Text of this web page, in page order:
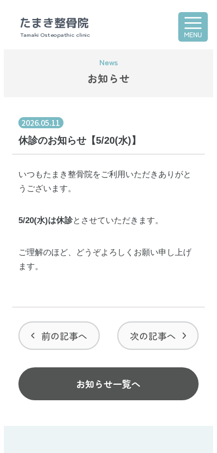
たまき整骨院
Tamaki Osteopathic clinic MENU
お知らせ
2026.05.11
休診のお知らせ【5/20(水)】
いつもたまき整骨院をご利用いただきありがと
うございます。
5/20(水)は休診とさせていただきます。
ご理解のほど、どうぞよろしくお願い申し上げ
ます。
前の記事へ 次の記事へ
お知らせ一覧へ